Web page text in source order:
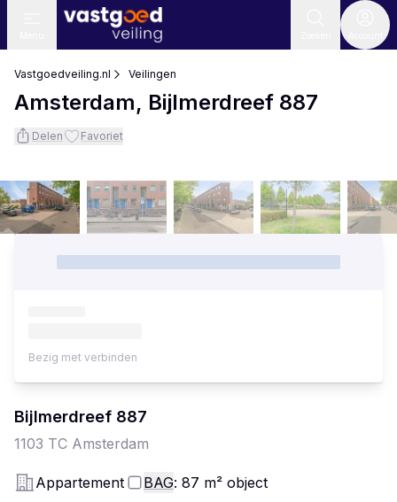
Vastgoedveiling.nl Veilingen
Amsterdam, Bijlmerdreef 887
Delen Favoriet
Bijlmerdreef 887
1103 TC Amsterdam
Appartement BAG: 87 m² object
Bezig met verbinden